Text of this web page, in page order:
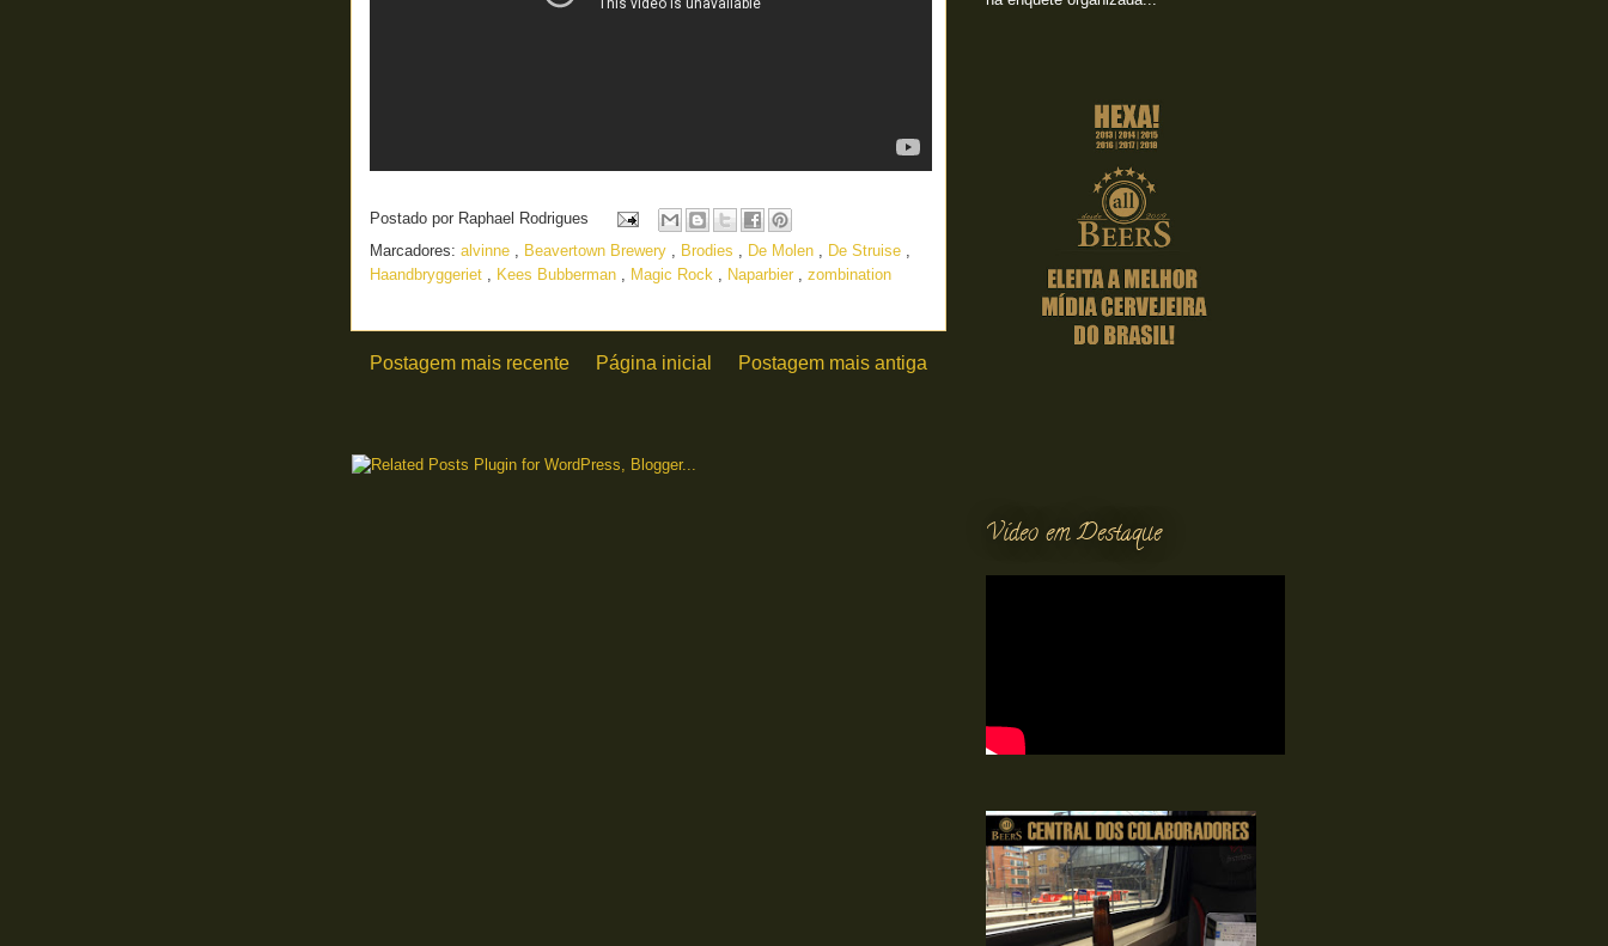
Postado por Raphael Rodrigues
Marcadores: alvinne , Beavertown Brewery , Brodies , De Molen , De Struise ,
Haandbryggeriet , Kees Bubberman , Magic Rock , Naparbier , zombination
Postagem mais recente Postagem mais antiga
Página inicial
Vídeo em Destaque